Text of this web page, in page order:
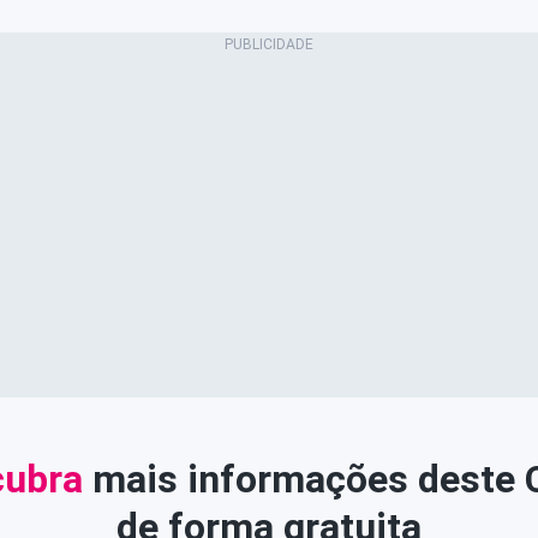
mais informações deste
de forma gratuita